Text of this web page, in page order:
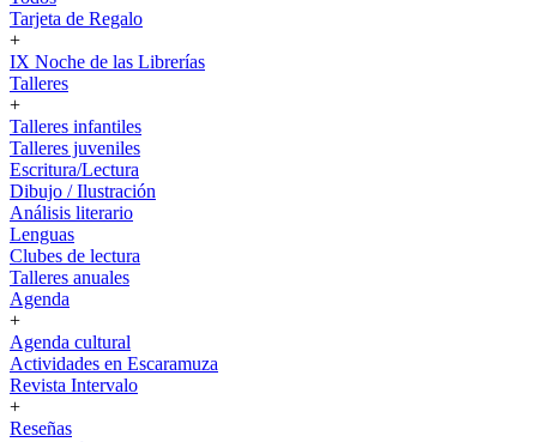
Tarjeta de Regalo
+
IX Noche de las Librerías
Talleres
+
Talleres infantiles
Talleres juveniles
Escritura/Lectura
Dibujo / Ilustración
Análisis literario
Lenguas
Clubes de lectura
Talleres anuales
Agenda
+
Agenda cultural
Actividades en Escaramuza
Revista Intervalo
+
Reseñas